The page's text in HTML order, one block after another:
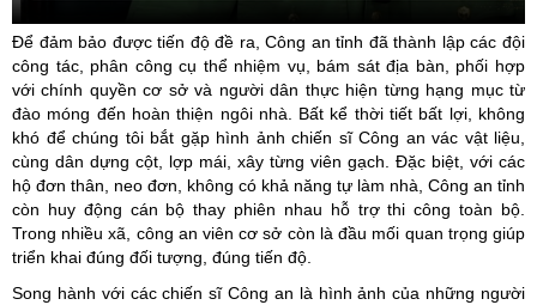
Để đảm bảo được tiến độ đề ra, Công an tỉnh đã thành lập các đội
công tác, phân công cụ thể nhiệm vụ, bám sát địa bàn, phối hợp
với chính quyền cơ sở và người dân thực hiện từng hạng mục từ
đào móng đến hoàn thiện ngôi nhà. Bất kể thời tiết bất lợi, không
khó để chúng tôi bắt gặp hình ảnh chiến sĩ Công an vác vật liệu,
cùng dân dựng cột, lợp mái, xây từng viên gạch. Đặc biệt, với các
hộ đơn thân, neo đơn, không có khả năng tự làm nhà, Công an tỉnh
còn huy động cán bộ thay phiên nhau hỗ trợ thi công toàn bộ.
Trong nhiều xã, công an viên cơ sở còn là đầu mối quan trọng giúp
triển khai đúng đối tượng, đúng tiến độ.
Song hành với các chiến sĩ Công an là hình ảnh của những người